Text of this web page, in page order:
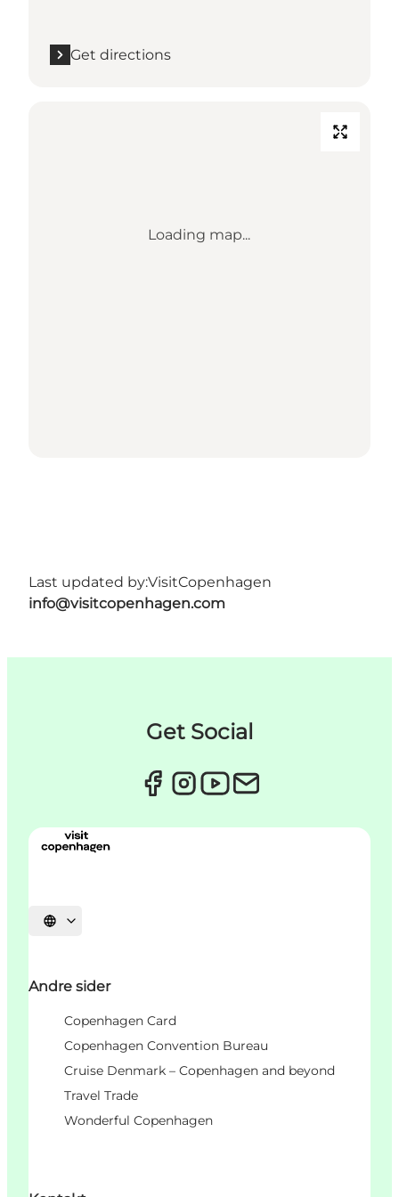
Get directions
Loading map...
Last updated by:VisitCopenhagen
info@visitcopenhagen.com
Get Social
Select language
Andre sider
Copenhagen Card
Copenhagen Convention Bureau
Cruise Denmark – Copenhagen and beyond
Travel Trade
Wonderful Copenhagen